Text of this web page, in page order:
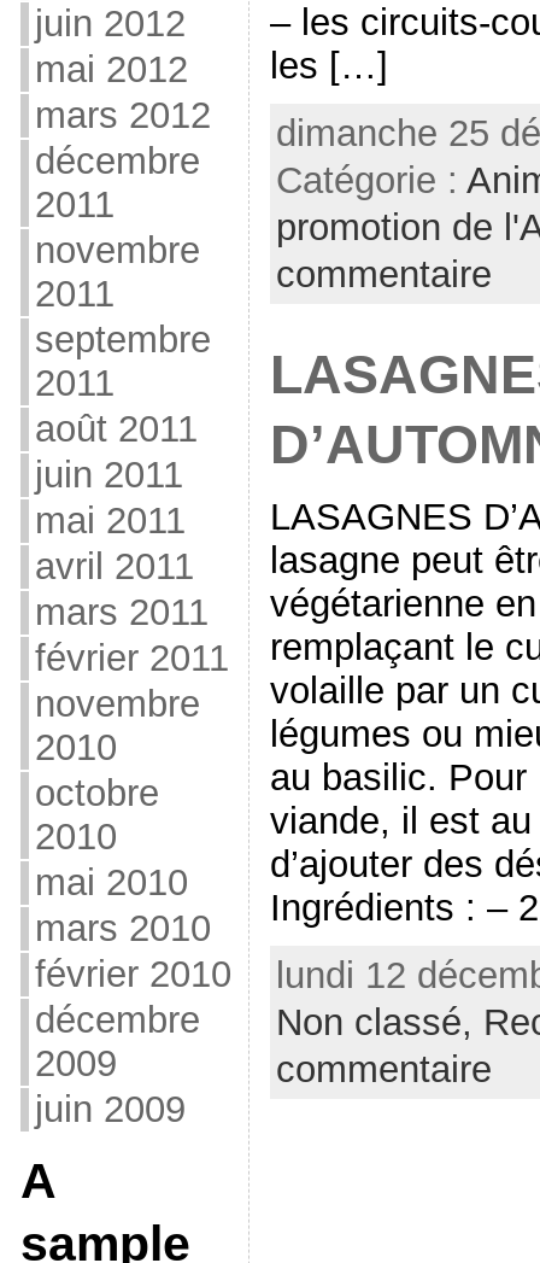
juin 2012
mai 2012
mars 2012
décembre
2011
novembre
2011
septembre
2011
août 2011
juin 2011
mai 2011
avril 2011
mars 2011
février 2011
novembre
2010
octobre
2010
mai 2010
mars 2010
février 2010
décembre
2009
juin 2009
A
sample
– les circuits-
les […]
dimanche 25
Catégorie :
promotion de
commentaire
LASAGNES
lasagne peut
végétarienne
remplaçant le
volaille par un
légumes ou
au basilic.
viande, il est
d’ajouter des
Ingrédients : –
lundi 12
Non classé,
commentaire